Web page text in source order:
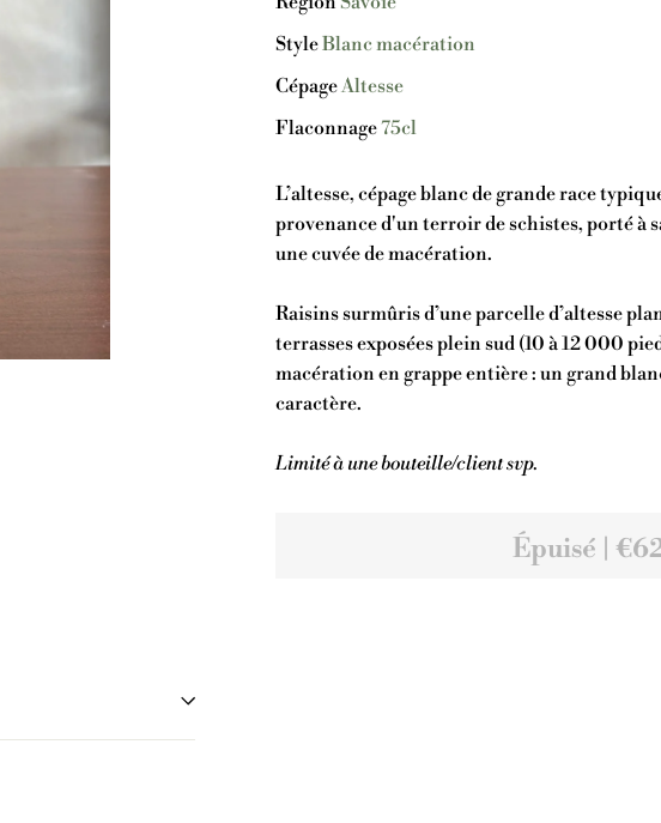
StyleBlanc macération
CépageAltesse
Flaconnage75cl
L’altesse, cépage blanc de grande race
provenance d'un terroir de schistes, porté à
une cuvée de macération.
Raisins surmûris d’une parcelle d’altesse
terrasses exposées plein sud (10 à 12 000
macération en grappe entière : un grand
caractère.
Limité à une bouteille/client svp.
Épuisé |